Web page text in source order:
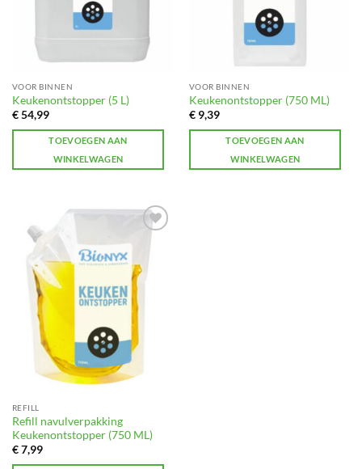
VOOR BINNEN
Keukenontstopper (5 L)
€54,99
TOEVOEGEN AAN
WINKELWAGEN
VOOR BINNEN
Keukenontstopper (750 ML)
€9,39
TOEVOEGEN AAN
WINKELWAGEN
verlanglijst
REFILL
Refill navulverpakking
Keukenontstopper (750 ML)
€7,99